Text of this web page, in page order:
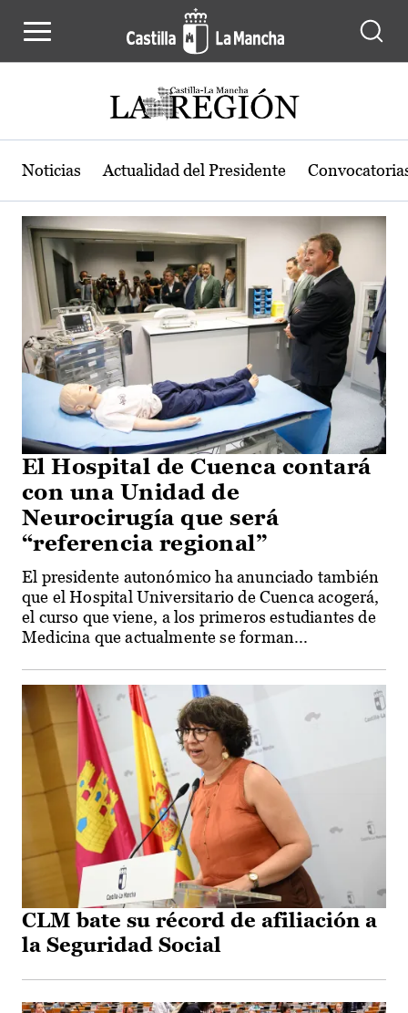
Actualidad de la región de Castilla-
Noticias Actualidad del Presidente
El Hospital de Cuenca contará
con una Unidad de
Neurocirugía que será
“referencia regional”
El presidente autonómico ha anunciado también
que el Hospital Universitario de Cuenca acogerá,
el curso que viene, a los primeros estudiantes de
Medicina que actualmente se forman...
CLM bate su récord de afiliación a
la Seguridad Social